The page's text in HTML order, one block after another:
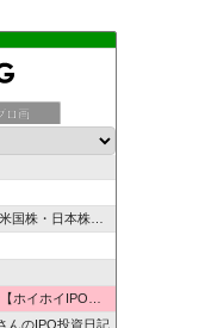
ブロ画
本株・IPO株投資
イIPO投資術】
んのIPO投資日記